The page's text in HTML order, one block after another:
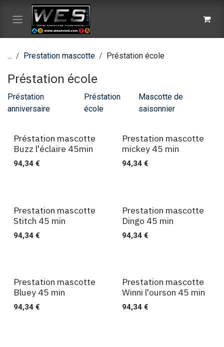
Se rendre au contenu
... Prestation mascotte Préstation école
Préstation école
Préstation
anniversaire
Préstation
école
Mascotte de
saisonnier
45 min
Préstation mascotte
Buzz l'éclaire 45min
94,34 €
45 min
Prestation mascotte
mickey 45 min
94,34€
45 min
Prestation mascotte
Stitch 45 min
94,34 €
45 min
Prestation mascotte
Dingo 45 min
94,34€
45 min
Prestation mascotte
Bluey 45 min
94,34 €
45 min
Prestation mascotte
Winni l'ourson 45 min
94,34€